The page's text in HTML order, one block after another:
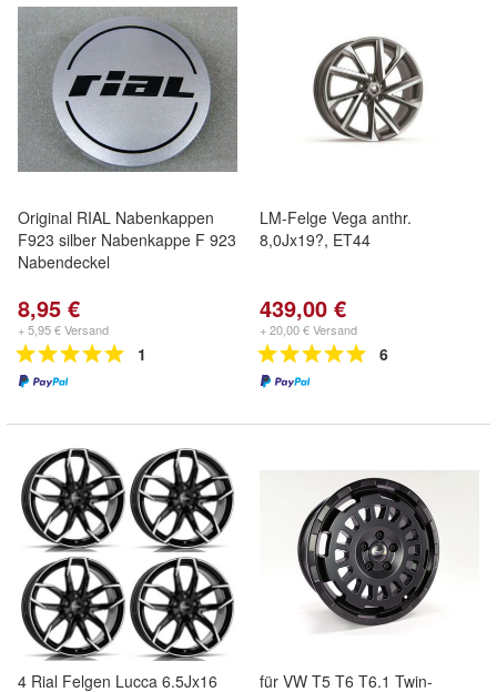
Original RIAL Nabenkappen
F923 silber Nabenkappe F 923
Nabendeckel
8,95 €
+ 5,95 € Versand
1
LM-Felge Vega anthr.
8,0Jx19?, ET44
439,00 €
+ 20,00 € Versand
6
4 Rial Felgen Lucca 6.5Jx16
für VW T5 T6 T6.1 Twin-